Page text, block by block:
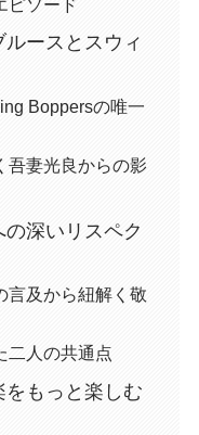
ースとスウィ
Boppersの唯一
吾妻光良からの影
深いリスペク
言及から紐解く敬
二人の共通点
もっと楽しむ